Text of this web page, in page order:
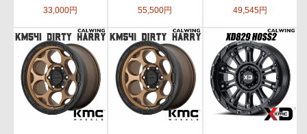
33,000円 55,500円 49,545円